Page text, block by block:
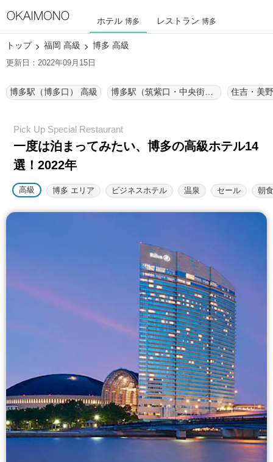
ホテル 博多 レストラン 博多
トップ 福岡 高級 博多 高級
更新日：2022年09月15日
博多駅（博多口） 高級 住吉・美
一度は泊まってみたい、博多の高級ホテル14
選！2022年
高級 博多 エリア ビジネスホテル 温泉 セール 朝